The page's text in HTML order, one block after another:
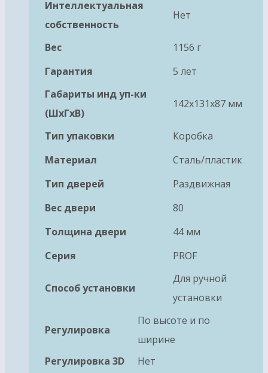
Интеллектуальная
собственность
Нет
Вес
1156 г
Гарантия
5 лет
Габариты инд уп-ки
(ШхГхВ)
142x131x87 мм
Тип упаковки
Коробка
Материал
Сталь/пластик
Тип дверей
Раздвижная
Вес двери
80
Толщина двери
44 мм
Серия
PROF
Способ установки
Для ручной
установки
Регулировка
По высоте и по
ширине
Регулировка 3D
Нет